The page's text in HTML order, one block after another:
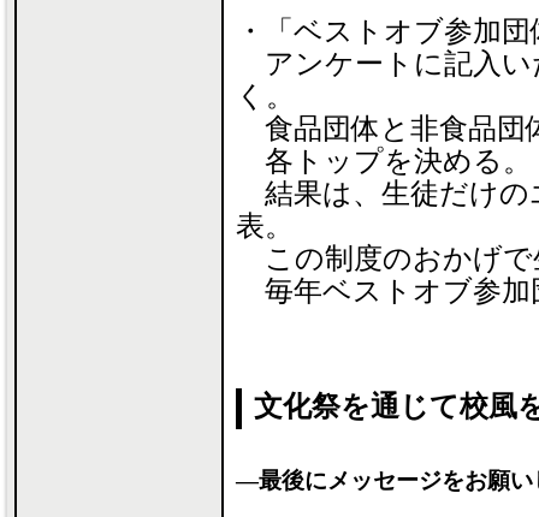
・「ベストオブ参加
アンケートに記入い
く。
食品団体と非食品団
各トップを決める。
結果は、生徒だけの
表。
この制度のおかげで
毎年ベストオブ参加
文化祭を通じて校風
―最後にメッセージをお願い